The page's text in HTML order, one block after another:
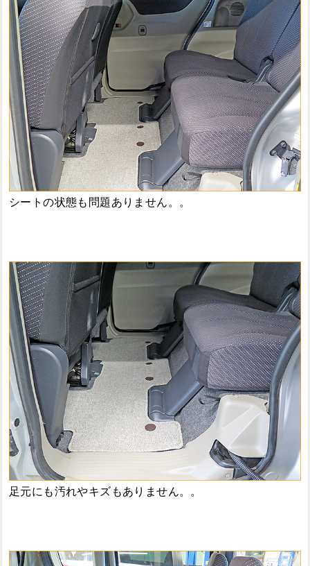
シートの状態も問題ありません。。
足元にも汚れやキズもありません。。